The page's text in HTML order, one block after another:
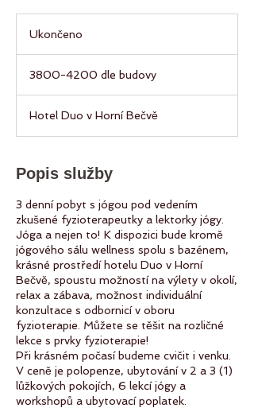
Ukončeno
n
č
o
3800-4200 dle budovy
Hotel Duo v Horní Bečvě
Popis služby
3 denní pobyt s jógou pod vedením
zkušené fyzioterapeutky a lektorky jógy.
Jóga a nejen to! K dispozici bude kromě
jógového sálu wellness spolu s bazénem,
krásné prostředí hotelu Duo v Horní
Bečvě, spoustu možností na výlety v okolí,
relax a zábava, možnost individuální
konzultace s odbornicí v oboru
fyzioterapie. Můžete se těšit na rozličné
lekce s prvky fyzioterapie!
Při krásném počasí budeme cvičit i venku.
V ceně je polopenze, ubytování v 2 a 3 (1)
lůžkových pokojích, 6 lekcí jógy a
workshopů a ubytovací poplatek.